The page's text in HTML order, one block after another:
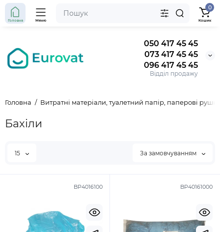
050 417 45 45
073 417 45 45
096 417 45 45
Відділ продажу
Головна Меню
0
Кошик
Головна Витратні матеріали, туалетний папір, паперові
Бахіли
15 За замовчуванням
BP4016100 BP40161000